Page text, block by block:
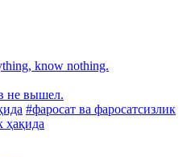
know nothing.
не вышел.
#фаросат ва фаросатсизлик
ҳақида